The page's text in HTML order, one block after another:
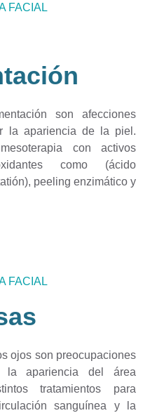
FACIAL
son afecciones
la apariencia de la piel.
con activos
como (ácido
peeling enzimático y
FACIAL
ojos son preocupaciones
la apariencia del área
tratamientos para
sanguínea y la